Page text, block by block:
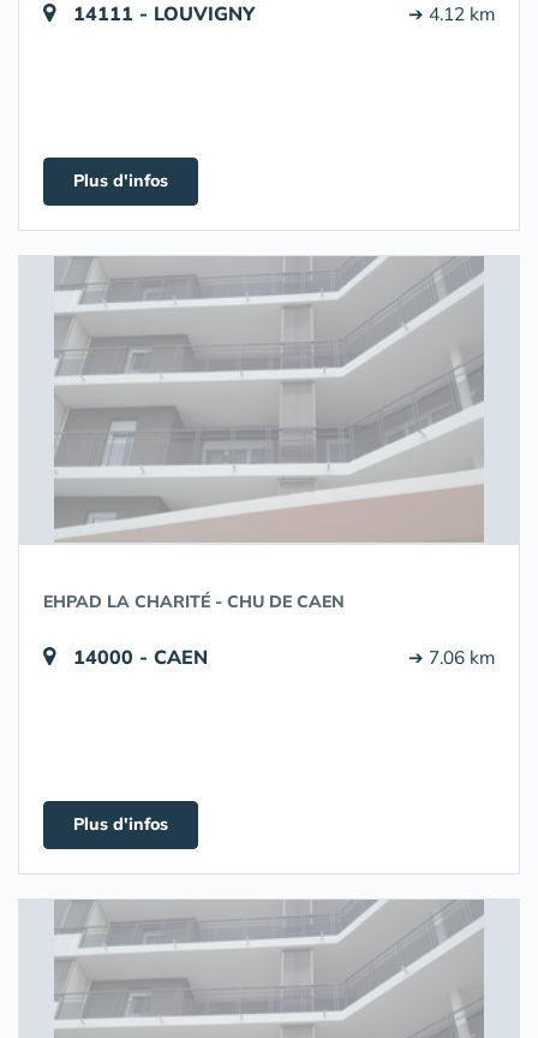
14111 - LOUVIGNY ➔ 4.12 km
Plus d'infos
EHPAD LA CHARITÉ - CHU DE CAEN
14000 - CAEN ➔ 7.06 km
Plus d'infos